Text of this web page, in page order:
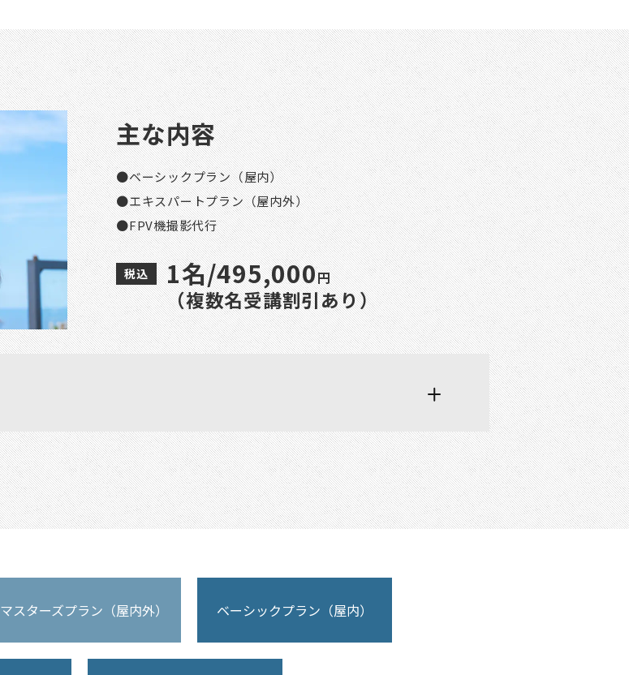
主な内容
●ベーシックプラン（屋内）
●エキスパートプラン（屋内外）
●FPV機撮影代行
1名/495,000円
（複数名受講割引あり）
マスターズプラン（屋内外） ベーシックプラン（屋内）